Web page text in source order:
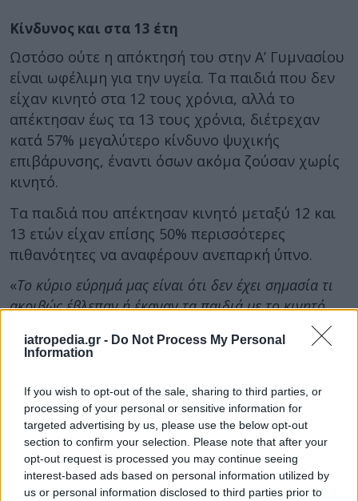
iatropedia.gr - Do Not Process My Personal
Information
If you wish to opt-out of the sale, sharing to third parties, or
processing of your personal or sensitive information for
targeted advertising by us, please use the below opt-out
section to confirm your selection. Please note that after your
opt-out request is processed you may continue seeing
interest-based ads based on personal information utilized by
us or personal information disclosed to third parties prior to
Κίνδυνος και στα 13 έτη
Ωστόσο ούτε η απόκτησή του στην Α’ Γυμνασίου
είναι ωφέλιμη για την υγεία. Τα παιδιά που δεν
είχαν κινητό στα 12 τους χρόνια, αλλά το
απέκτησαν έως τα 13 τους χρόνια, διέτρεχαν
κατά 57% μεγαλύτερο κίνδυνο ψυχικής
επιβάρυνσης, έναντι όσων ακόμα ζούσαν χωρίς
κινητό.
Τα παιδιά που απέκτησαν κινητό μεταξύ 12 και
13 ετών είχαν επίσης 50% περισσότερες
πιθανότητες να αναφέρουν ανεπαρκή ύπνο.
«Το κύριο εύρημά μας είναι ότι δεν έχει σημασία τι
ακριβώς έβλεπαν ή έκαναν τα παιδιά με το κινητό
επικεφαλής ερευνητής Dr.
Ran Barzilay, επίκουρος καθηγητής
Πενσυλβάνια.
Θελήσαμε να απαντήσουμε σε ένα απλό ερώτημα:
επηρεάζεται η υγεία όταν κάποιος αποκτά κινητό
τηλέφωνο σε τόσο μικρή ηλικία; Η απάντηση είναι
σαφέστατα καταφατική », πρόσθεσε.